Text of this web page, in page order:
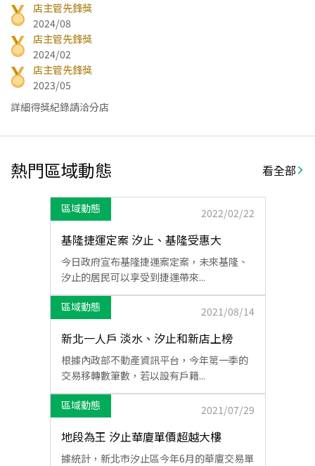
店主管先鋒獎
2024/08
店主管先鋒獎
2024/02
店主管先鋒獎
2023/05
詳細得獎紀錄請洽分店
熱門區域動態 看全部
區域動態 2022/02/22
基隆捷運定案 汐止、基隆受惠大
今日政府宣布基隆捷運案定案，未來基隆、
汐止的居民可以享受到捷運帶來...
區域動態 2021/08/14
新北一人戶 淡水、汐止和新店上榜
根據內政部不動產資訊平台，今年第一季的
交易移轉數筆數，若以設有戶籍...
區域動態 2021/07/29
地段為王 汐止華廈單價超越大樓
據統計，新北市汐止區今年6月的華廈交易單